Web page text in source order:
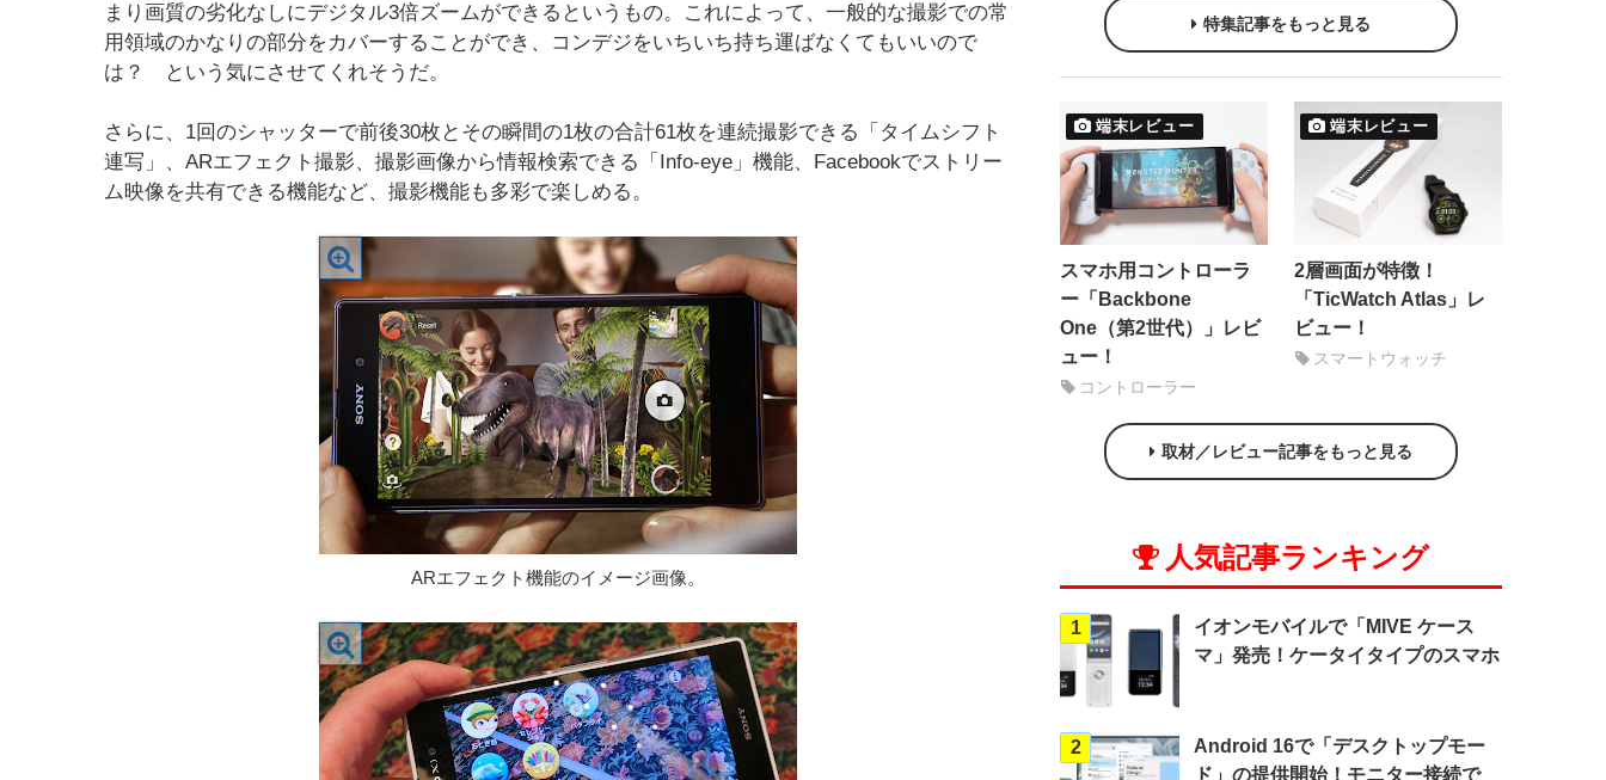
まり画質の劣化なしにデジタル3倍ズームができるというもの。これによって、一般的な撮影での常
用領域のかなりの部分をカバーすることができ、コンデジをいちいち持ち運ばなくてもいいので
は？ という気にさせてくれそうだ。
さらに、1回のシャッターで前後30枚とその瞬間の1枚の合計61枚を連続撮影できる「タイムシフト
連写」、ARエフェクト撮影、撮影画像から情報検索できる「Info-eye」機能、Facebookでストリー
ム映像を共有できる機能など、撮影機能も多彩で楽しめる。
ARエフェクト機能のイメージ画像。
特集記事をもっと見る
端末レビュー
スマホ用コントローラ
ー「Backbone
One（第2世代）」レビ
ュー！
コントローラー
端末レビュー
2層画面が特徴！
「TicWatch Atlas」レ
ビュー！
スマートウォッチ
取材／レビュー記事をもっと見る
人気記事ランキング
1
イオンモバイルで「MIVE ケース
マ」発売！ケータイタイプのスマホ
2
Android 16で「デスクトップモー
ド」の提供開始！モニター接続で